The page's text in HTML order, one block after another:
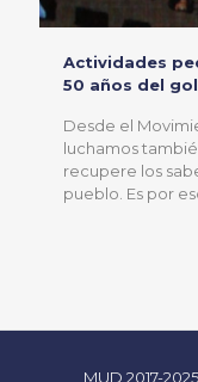
Actividades
50 años del
Desde el
luchamos
recupere los
pueblo. Es por
MUD 2017-